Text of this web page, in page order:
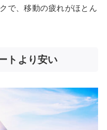
で、移動の疲れがほとん
トより安い